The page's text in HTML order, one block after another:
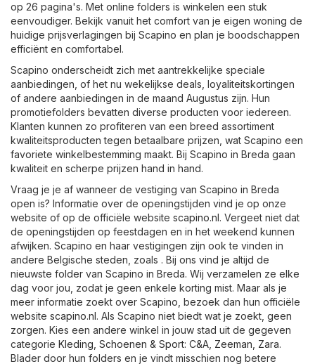
op 26 pagina's. Met online folders is winkelen een stuk
eenvoudiger. Bekijk vanuit het comfort van je eigen woning de
huidige prijsverlagingen bij Scapino en plan je boodschappen
efficiënt en comfortabel.
Scapino onderscheidt zich met aantrekkelijke speciale
aanbiedingen, of het nu wekelijkse deals, loyaliteitskortingen
of andere aanbiedingen in de maand Augustus zijn. Hun
promotiefolders bevatten diverse producten voor iedereen.
Klanten kunnen zo profiteren van een breed assortiment
kwaliteitsproducten tegen betaalbare prijzen, wat Scapino een
favoriete winkelbestemming maakt. Bij Scapino in Breda gaan
kwaliteit en scherpe prijzen hand in hand.
Vraag je je af wanneer de vestiging van Scapino in Breda
open is? Informatie over de openingstijden vind je op onze
website of op de officiële website scapino.nl. Vergeet niet dat
de openingstijden op feestdagen en in het weekend kunnen
afwijken. Scapino en haar vestigingen zijn ook te vinden in
andere Belgische steden, zoals . Bij ons vind je altijd de
nieuwste folder van Scapino in Breda. Wij verzamelen ze elke
dag voor jou, zodat je geen enkele korting mist. Maar als je
meer informatie zoekt over Scapino, bezoek dan hun officiële
website scapino.nl. Als Scapino niet biedt wat je zoekt, geen
zorgen. Kies een andere winkel in jouw stad uit de gegeven
categorie Kleding, Schoenen & Sport: C&A Zeeman Zara.
Blader door hun folders en je vindt misschien nog betere